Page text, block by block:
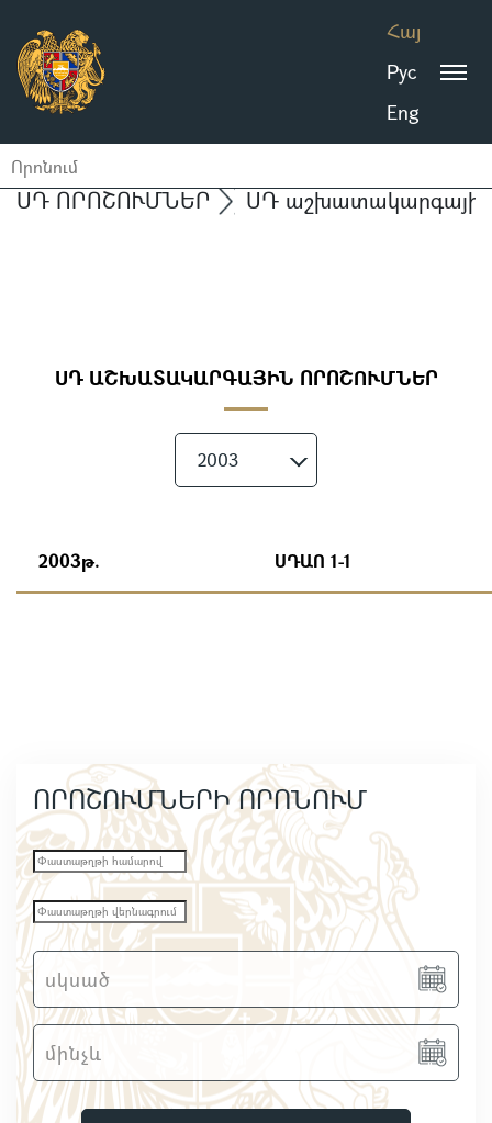
Հայ
Рус
Eng
ՍԴ ՈՐՈՇՈՒՄՆԵՐ ՍԴ աշխատակարգային
ՍԴ ԱՇԽԱՏԱԿԱՐԳԱՅԻՆ ՈՐՈՇՈՒՄՆԵՐ
2003
2003թ. ՍԴԱՈ 1-1
ՈՐՈՇՈՒՄՆԵՐԻ ՈՐՈՆՈՒՄ